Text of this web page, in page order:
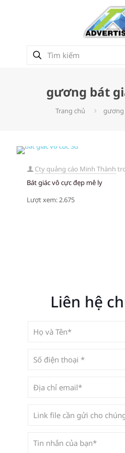
gương bát
Trang chủ gương
Cty quảng cáo Minh Thành
Bát giác vô cực đẹp mê ly
Lượt xem: 2.675
Liên hệ